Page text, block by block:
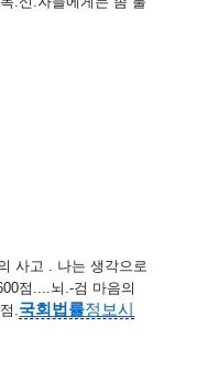
사고 . 나는 생각으로
점....뇌.-검 마음의
.국회 법률정보시